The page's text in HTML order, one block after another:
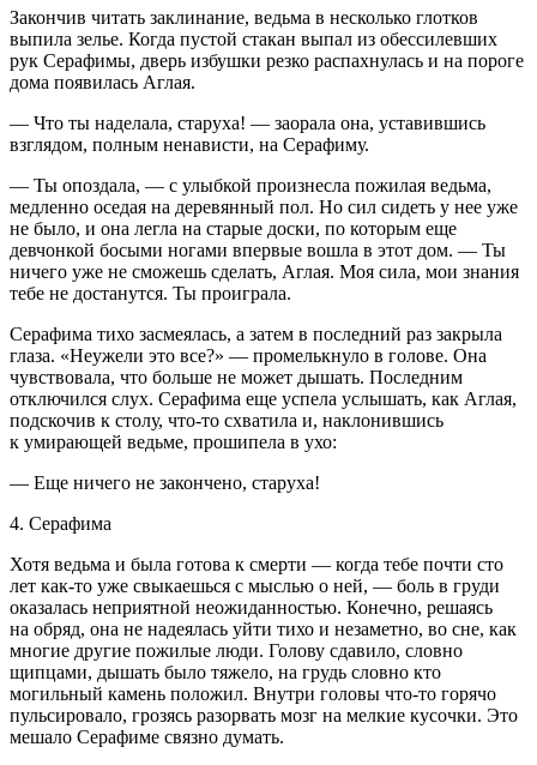
Закончив читать заклинание, ведьма в несколько глотков
выпила зелье. Когда пустой стакан выпал из обессилевших
рук Серафимы, дверь избушки резко распахнулась и на пороге
дома появилась Аглая.
— Что ты наделала, старуха! — заорала она, уставившись
взглядом, полным ненависти, на Серафиму.
— Ты опоздала, — с улыбкой произнесла пожилая ведьма,
медленно оседая на деревянный пол. Но сил сидеть у нее уже
не было, и она легла на старые доски, по которым еще
девчонкой босыми ногами впервые вошла в этот дом. — Ты
ничего уже не сможешь сделать, Аглая. Моя сила, мои знания
тебе не достанутся. Ты проиграла.
Серафима тихо засмеялась, а затем в последний раз закрыла
глаза. «Неужели это все?» — промелькнуло в голове. Она
чувствовала, что больше не может дышать. Последним
отключился слух. Серафима еще успела услышать, как Аглая,
подскочив к столу, что-то схватила и, наклонившись
к умирающей ведьме, прошипела в ухо:
— Еще ничего не закончено, старуха!
4. Серафима
Хотя ведьма и была готова к смерти — когда тебе почти сто
лет как-то уже свыкаешься с мыслью о ней, — боль в груди
оказалась неприятной неожиданностью. Конечно, решаясь
на обряд, она не надеялась уйти тихо и незаметно, во сне, как
многие другие пожилые люди. Голову сдавило, словно
щипцами, дышать было тяжело, на грудь словно кто
могильный камень положил. Внутри головы что-то горячо
пульсировало, грозясь разорвать мозг на мелкие кусочки. Это
мешало Серафиме связно думать.